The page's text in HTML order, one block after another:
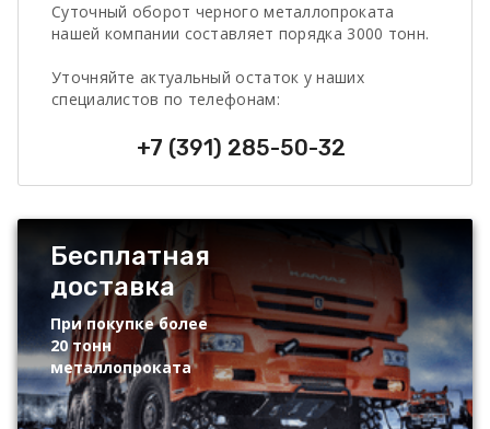
Суточный оборот черного металлопроката
нашей компании составляет порядка 3000 тонн.
Уточняйте актуальный остаток у наших
специалистов по телефонам:
+7 (391) 285-50-32
Бесплатная
доставка
При покупке более
20 тонн
металлопроката